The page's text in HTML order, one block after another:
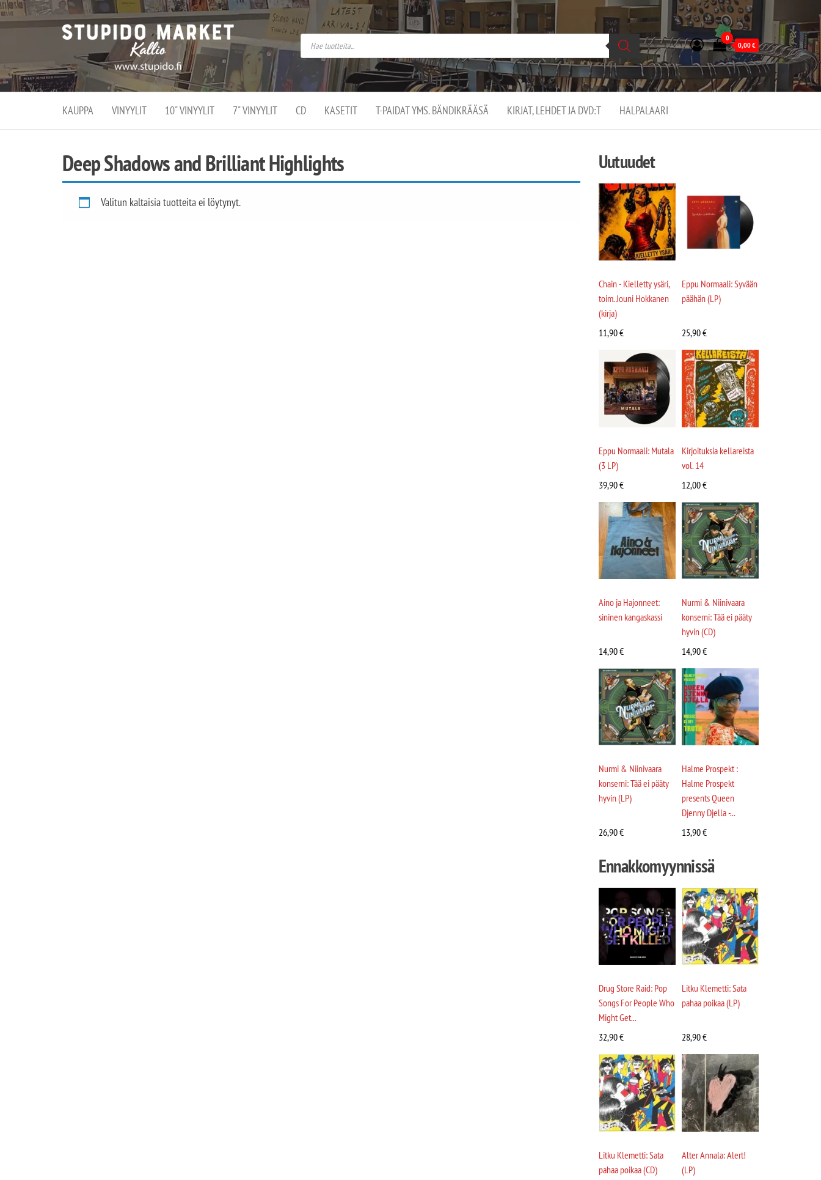
Stupido
Market –
verkossa
ja
kivijalassa
Stupido Market on
vaihtoehtomusaan
erikoistunut
verkko- sekä
kivijalkakauppa
Helsingissä
Kallion
0
0,00€
KAUPPA VINYYLIT 10" VINYYLIT 7" VINYYLIT CD KASETIT T-PAIDAT YMS. BÄNDIKRÄÄSÄ KIRJAT, LEHDET JA DVD:T HALPALAARI
Deep Shadows and Brilliant Highlights
Valitun kaltaisia tuotteita ei löytynyt.
Uutuudet
Chain - Kielletty ysäri,
toim. Jouni Hokkanen
(kirja)
11,90€
Eppu Normaali: Syvään
päähän (LP)
25,90€
Eppu Normaali: Mutala
(3 LP)
39,90€
Kirjoituksia kellareista
vol. 14
12,00€
Aino ja Hajonneet:
sininen kangaskassi
14,90€
Nurmi & Niinivaara
konserni: Tää ei pääty
hyvin (CD)
14,90€
Nurmi & Niinivaara
konserni: Tää ei pääty
hyvin (LP)
26,90€
Halme Prospekt :
Halme Prospekt
presents Queen
Djenny Djella -...
13,90€
Ennakkomyynnissä
Drug Store Raid: Pop
Songs For People Who
Might Get...
32,90€
Litku Klemetti: Sata
pahaa poikaa (LP)
28,90€
Litku Klemetti: Sata
pahaa poikaa (CD)
Alter Annala: Alert!
(LP)